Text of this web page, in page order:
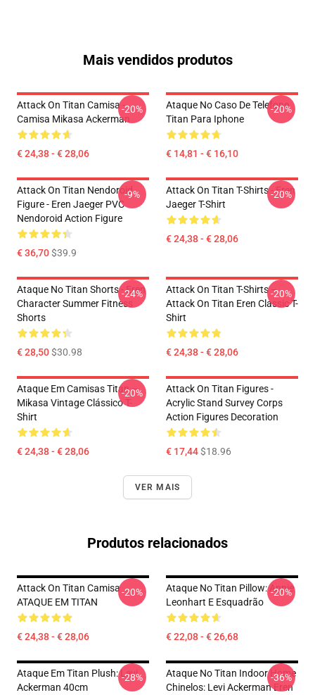
Mais vendidos produtos
Attack On Titan Camisa -
Camisa Mikasa Ackerman
€ 24,38 - € 28,06
-20%
Ataque No Caso De Telefone
Titan Para Iphone
€ 14,81 - € 16,10
-20%
Attack On Titan Nendoroid
Figure - Eren Jaeger PVC
Nendoroid Action Figure
€ 36,70$39.9
-9%
Attack On Titan T-Shirts - Eren
Jaeger T-Shirt
€ 24,38 - € 28,06
-20%
Ataque No Titan Shorts - Eren
Character Summer Fitness
Shorts
€ 28,50$30.98
-24%
Attack On Titan T-Shirts –
Attack On Titan Eren Classic T-
Shirt
€ 24,38 - € 28,06
-20%
Ataque Em Camisas Titan –
Mikasa Vintage Clássico T-
Shirt
€ 24,38 - € 28,06
-20%
Attack On Titan Figures -
Acrylic Stand Survey Corps
Action Figures Decoration
€ 17,44$18.96
VER MAIS
Produtos relacionados
Attack On Titan Camisa
ATAQUE EM TITAN
€ 24,38 - € 28,06
-20%
Ataque No Titan Pillow: Annie
Leonhart E Esquadrão
€ 22,08 - € 26,68
-20%
Ataque Em Titan Plush: Levi
Ackerman 40cm
-28%
Ataque No Titan Indoor Home
Chinelos: Levi Ackerman Eren
-36%